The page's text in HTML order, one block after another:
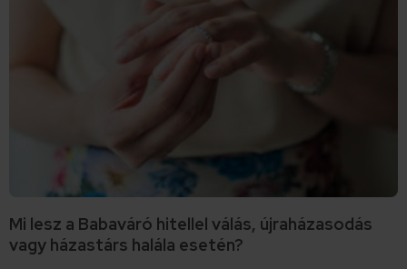
Mi lesz a Babaváró hitellel válás, újraházasodás
vagy házastárs halála esetén?